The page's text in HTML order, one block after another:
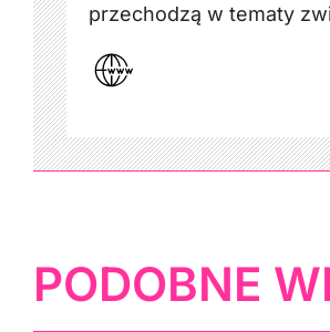
przechodzą w tematy
PODOBNE